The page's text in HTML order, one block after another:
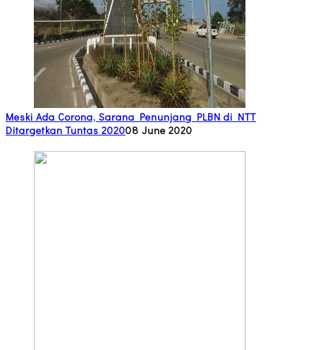
Meski Ada Corona, Sarana Penunjang PLBN di NTT
Ditargetkan Tuntas 202008 June 2020